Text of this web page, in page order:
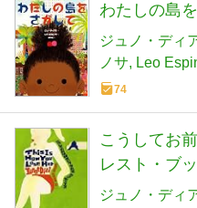
わたしの島
ジュノ・ディ
ノサ
Leo
74
こうしてお
レスト・ブ
ジュノ・ディ